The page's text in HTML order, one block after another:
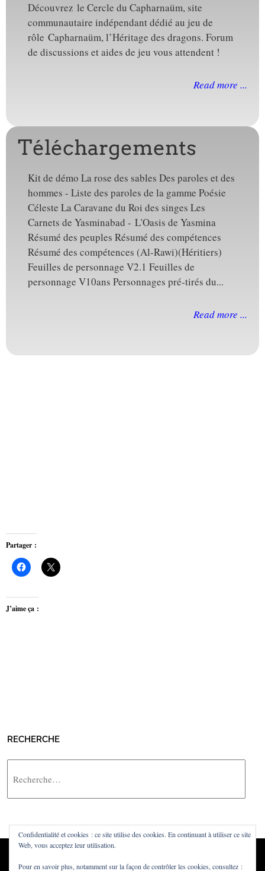
Découvrez le Cercle du Capharnaüm, site
communautaire indépendant dédié au jeu de
rôle Capharnaüm, l’Héritage des dragons. Forum
de discussions et aides de jeu vous attendent !
Read more ...
Téléchargements
Kit de démo La rose des sables Des paroles et des
hommes - Liste des paroles de la gamme Poésie
Céleste La Caravane du Roi des singes Les
Carnets de Yasminabad - L'Oasis de Yasmina
Résumé des peuples Résumé des compétences
Résumé des compétences (Al-Rawi)(Héritiers)
Feuilles de personnage V2.1 Feuilles de
personnage V10ans Personnages pré-tirés du...
Read more ...
Partager :
J’aime ça :
RECHERCHE
Confidentialité et cookies : ce site utilise des cookies. En continuant à utiliser ce site
Web, vous acceptez leur utilisation.
Pour en savoir plus, notamment sur la façon de contrôler les cookies, consultez :